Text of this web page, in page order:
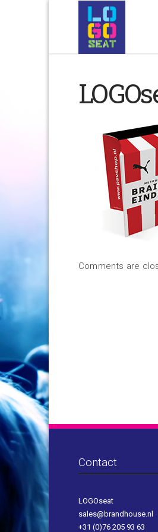
Comments are
Contact
LOGOseat
sales@brandhouse.nl
+31 (0)76 205 93 63